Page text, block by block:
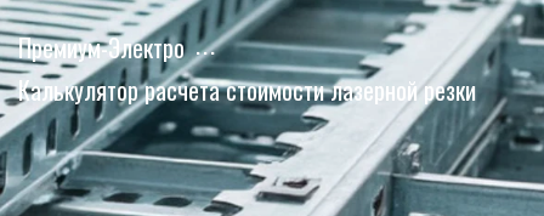
Премиум-Электро
Калькулятор расчета стоимости лазерной резки